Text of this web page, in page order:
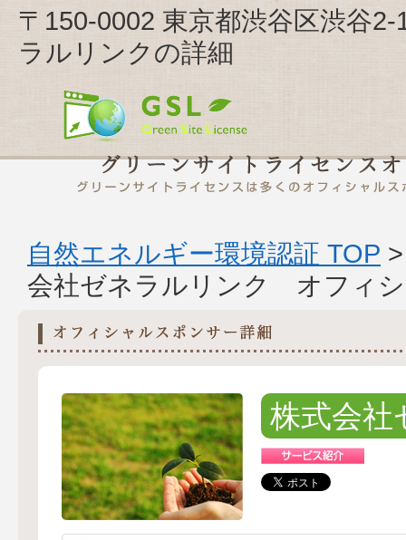
〒150-0002 東京都渋谷区渋谷
ラルリンクの詳細
自然エネルギー環境認証 TOP
会社ゼネラルリンク オフィ
株式会社